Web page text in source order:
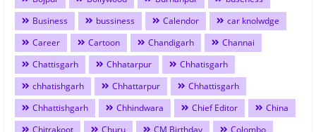
Business
bussiness Calendor
car knolwdge
Career
Cartoon Chandigarh
Channai
Chattisgarh
Chhatarpur
Chhatisgarh
chhatishgarh
Chhattarpur
Chhattisgarh
Chhattishgarh
Chhindwara Chief Editor
China
Chitrakoot
Churu CM Birthday
Colombo